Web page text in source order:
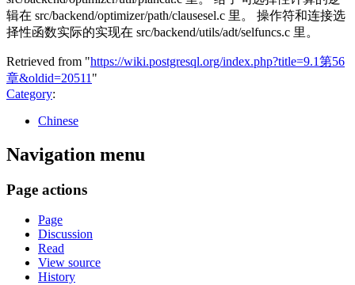
辑在 src/backend/optimizer/path/clausesel.c 里。 操作符和连接选
择性函数实际的实现在 src/backend/utils/adt/selfuncs.c 里。
Retrieved from "https://wiki.postgresql.org/index.php?title=9.1第56
章&oldid=20511 "
Category:
Chinese
Navigation menu
Page actions
Page
Discussion
Read
View source
History